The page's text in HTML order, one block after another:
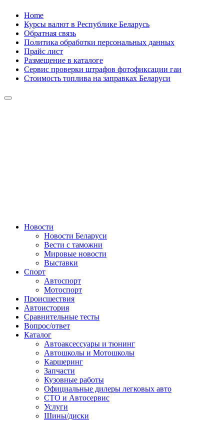
Skip
content
Home
Курсы валют в Республике Беларусь
Обратная связь
Политика обработки персональных данных
Прайс лист
Размещение в каталоге
Сервис проверки штрафов фотофиксации гаи
Стоимость топлива на заправках Беларуси
Сайт про автомобили
Новости
Новости Беларуси
Вести с таможни
Мировые новости
Выставки
Спорт
Автоспорт
Мотоспорт
Происшествия
Автоистория
Сравнительные тесты
Вопрос/ответ
Каталог
Автоакcессуары и тюнинг
Автошколы и Мотошколы
Каршеринг
Запчасти
Кузовные работы
Официальные дилеры легковых авто
СТО и Автосервис
Услуги
Шины/диски